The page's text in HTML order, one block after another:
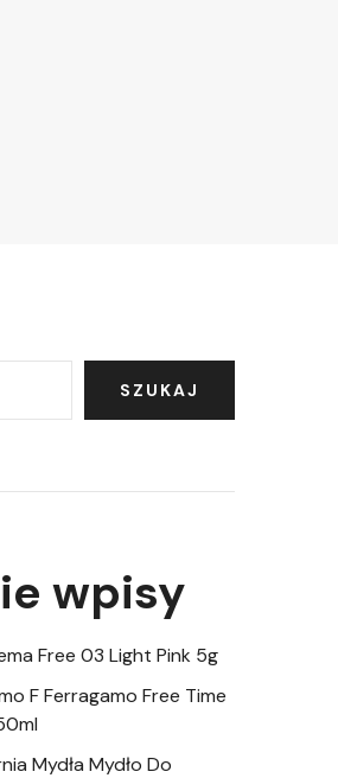
SZUKAJ
wpisy
Free 03 Light Pink 5g
F Ferragamo Free Time
Mydła Mydło Do